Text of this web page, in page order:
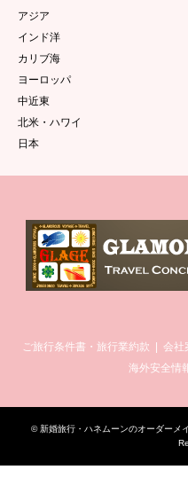
アジア
インド洋
カリブ海
ヨーロッパ
中近東
北米・ハワイ
日本
ご旅行条件書・旅行業約款 会社
海外安全情
©新婚旅行・ハネムーンのオーダーメ